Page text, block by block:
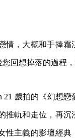
情，大概和手捧霜
回想掉落的過程，
21 歲拍的《幻想
軌和走位，再沉
性主義的影壇經典